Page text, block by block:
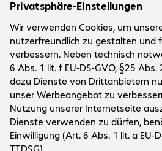
Unternehmen
Das Unternehmen